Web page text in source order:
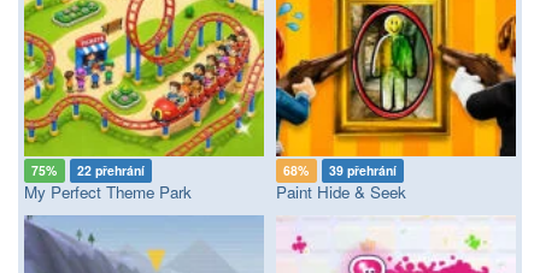
75% 22 přehrání
My Perfect Theme Park
68% 39 přehrání
Paint Hide & Seek